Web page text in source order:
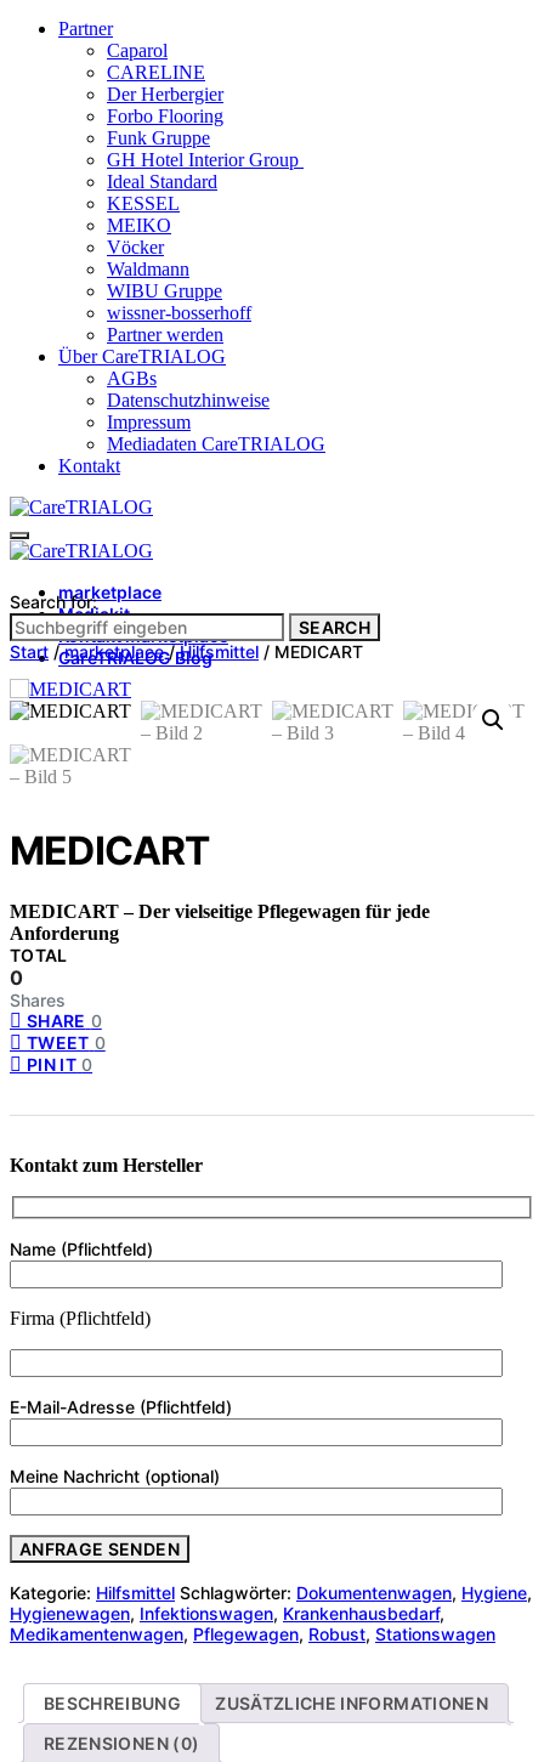
Partner
Caparol
CARELINE
Der Herbergier
Forbo Flooring
Funk Gruppe
GH Hotel Interior Group
Ideal Standard
KESSEL
MEIKO
Vöcker
Waldmann
WIBU Gruppe
wissner-bosserhoff
Partner werden
Über CareTRIALOG
AGBs
Datenschutzhinweise
Impressum
Mediadaten CareTRIALOG
Kontakt
marketplace
Mediakit
Kontakt marketplace
CareTRIALOG Blog
Search for:
SEARCH
Start /marketplace/Hilfsmittel / MEDICART
MEDICART
MEDICART – Der vielseitige Pflegewagen für jede
Anforderung
TOTAL
0
Shares
SHARE 0
TWEET 0
PIN IT 0
Kontakt zum Hersteller
Name (Pflichtfeld)
Firma (Pflichtfeld)
E-Mail-Adresse (Pflichtfeld)
Meine Nachricht (optional)
Kategorie: Hilfsmittel Schlagwörter: Dokumentenwagen, Hygiene,
Hygienewagen, Infektionswagen, Krankenhausbedarf,
Medikamentenwagen, Pflegewagen, Robust, Stationswagen
BESCHREIBUNG
ZUSÄTZLICHE INFORMATIONEN
REZENSIONEN (0)